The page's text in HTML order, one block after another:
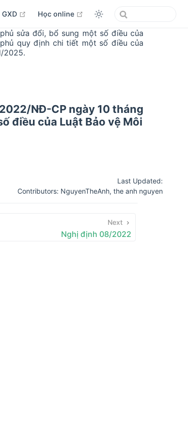
open in new window
Học online open in new window
sửa đổi, bổ sung một số điều của
quy định chi tiết một số điều của
2025.
NĐ-CP ngày 10 tháng
điều của Luật Bảo vệ Môi
Last Updated:
Contributors: NguyenTheAnh, the anh nguyen
Next
Nghị định 08/2022